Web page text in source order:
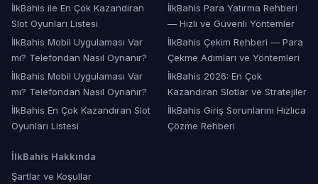
İlkBahis ile En Çok Kazandıran
Slot Oyunları Listesi
İlkBahis Mobil Uygulaması Var
mı? Telefondan Nasıl Oynanır?
İlkBahis Mobil Uygulaması Var
mı? Telefondan Nasıl Oynanır?
İlkBahis En Çok Kazandıran Slot
Oyunları Listesi
İlkBahis Para Yatırma Rehberi
— Hızlı ve Güvenli Yöntemler
İlkBahis Çekim Rehberi — Para
Çekme Adımları ve Yöntemleri
İlkBahis 2026: En Çok
Kazandıran Slotlar ve Stratejiler
İlkBahis Giriş Sorunlarını Hızlıca
Çözme Rehberi
İlkBahis Hakkında
Şartlar ve Koşullar